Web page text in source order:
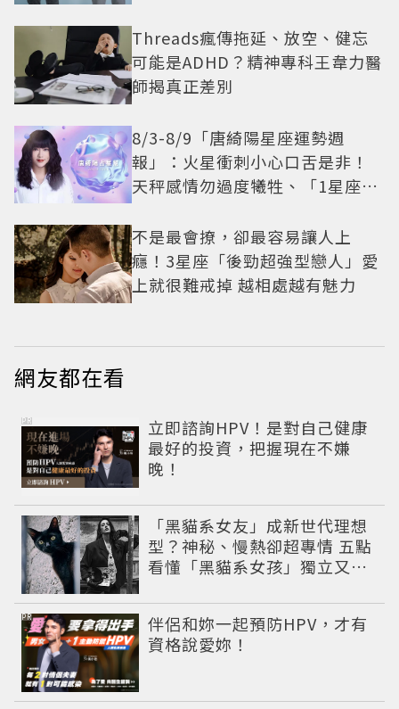
Threads瘋傳拖延、放空、健忘
可能是ADHD？精神專科王韋力醫
師揭真正差別
8/3-8/9「唐綺陽星座運勢週
報」：火星衝刺小心口舌是非！
天秤感情勿過度犧牲、「1星座」
不是最會撩，卻最容易讓人上
癮！3星座「後勁超強型戀人」愛
上就很難戒掉 越相處越有魅力
網友都在看
立即諮詢HPV！是對自己健康
最好的投資，把握現在不嫌
晚！
PR
「黑貓系女友」成新世代理想
型？神秘、慢熱卻超專情 五點
看懂「黑貓系女孩」獨立又深
伴侶和妳一起預防HPV，才有
資格說愛妳！
PR